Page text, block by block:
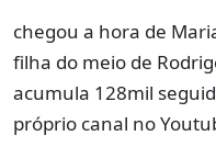
chegou a hora de
filha do meio de
acumula 128mil
próprio canal no